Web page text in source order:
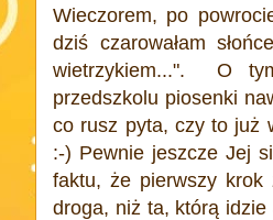
Wieczorem, po
dziś czarowałam
wietrzykiem...". O
przedszkolu piosenki
co rusz pyta, czy to już
:-) Pewnie jeszcze Jej
faktu, że pierwszy
droga, niż ta, którą